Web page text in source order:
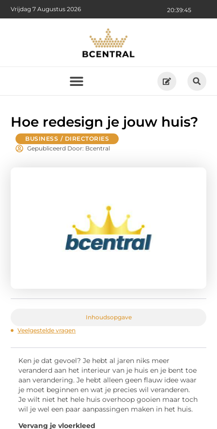
20:39:46
Vrijdag 7 Augustus 2026
Hoe redesign je jouw huis?
BUSINESS / DIRECTORIES
Gepubliceerd Door: Bcentral
Inhoudsopgave
Veelgestelde vragen
Ken je dat gevoel? Je hebt al jaren niks meer
veranderd aan het interieur van je huis en je bent toe
aan verandering. Je hebt alleen geen flauw idee waar
je moet beginnen en wat je precies wil veranderen.
Je wilt niet het hele huis overhoop gooien maar toch
wil je wel een paar aanpassingen maken in het huis.
Vervang je vloerkleed